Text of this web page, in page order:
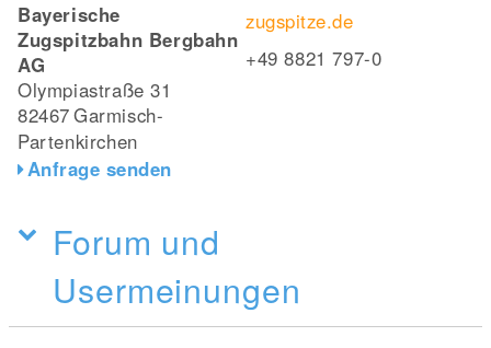
Bayerische
Zugspitzbahn Bergbahn
AG
Olympiastraße 31
82467Garmisch-
Partenkirchen
Anfrage senden
zugspitze.de
+49 8821 797-0
Forum und
Usermeinungen